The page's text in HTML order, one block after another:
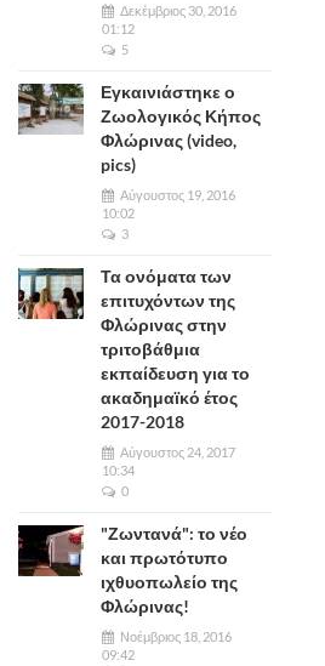
Δεκέμβριος 30, 2016
01:12
5
Εγκαινιάστηκε ο
Ζωολογικός Κήπος
Φλώρινας (video,
pics)
Αύγουστος 19, 2016
10:02
3
Τα ονόματα των
επιτυχόντων της
Φλώρινας στην
τριτοβάθμια
εκπαίδευση για το
ακαδημαϊκό έτος
2017-2018
Αύγουστος 24, 2017
10:34
0
"Ζωντανά": το νέο
και πρωτότυπο
ιχθυοπωλείο της
Φλώρινας!
Νοέμβριος 18, 2016
09:42